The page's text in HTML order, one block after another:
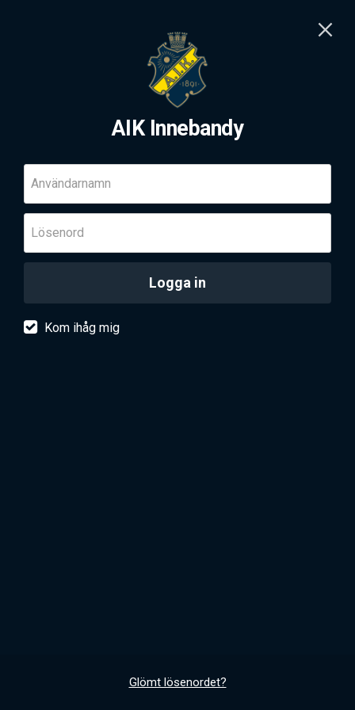
AIK Innebandy
Användarnamn
Lösenord
Logga in
Kom ihåg mig
Glömt lösenordet?